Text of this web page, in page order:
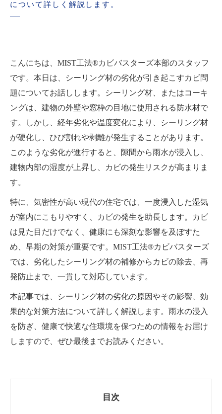
について詳しく解説します。
こんにちは、MIST工法®カビバスターズ本部のスタッフ
です。本日は、シーリング材の劣化が引き起こすカビ問
題についてお話しします。シーリング材、またはコーキ
ングは、建物の外壁や窓枠の目地に使用される防水材で
す。しかし、経年劣化や温度変化により、シーリング材
が硬化し、ひび割れや剥離が発生することがあります。
このような劣化が進行すると、隙間から雨水が浸入し、
建物内部の湿度が上昇し、カビの発生リスクが高まりま
す。
特に、気密性が高い現代の住宅では、一度浸入した湿気
が室内にこもりやすく、カビの発生を助長します。カビ
は見た目だけでなく、健康にも深刻な影響を及ぼすた
め、早期の対策が重要です。MIST工法®カビバスターズ
では、劣化したシーリング材の補修からカビの除去、再
発防止まで、一貫して対応しています。
本記事では、シーリング材の劣化の原因やその影響、効
果的な対策方法について詳しく解説します。雨水の浸入
を防ぎ、健康で快適な住環境を保つための情報をお届け
しますので、ぜひ最後までお読みください。
目次